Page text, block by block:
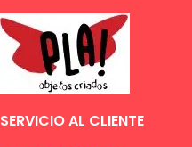
SERVICIO AL CLIENTE